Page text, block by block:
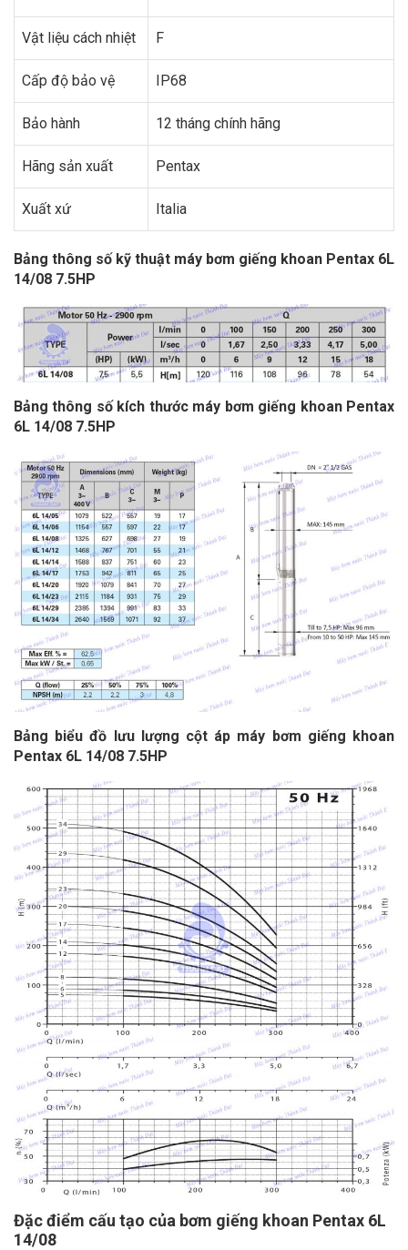
Vật liệu cách nhiệt F
Cấp độ bảo vệ IP68
Bảo hành 12 tháng chính hãng
Hãng sản xuất Pentax
Xuất xứ Italia
Bảng thông số kỹ thuật máy bơm giếng khoan Pentax 6L
14/08 7.5HP
Bảng thông số kích thước máy bơm giếng khoan Pentax
6L 14/08 7.5HP
Bảng biểu đồ lưu lượng cột áp máy bơm giếng khoan
Pentax 6L 14/08 7.5HP
Đặc điểm cấu tạo của bơm giếng khoan Pentax 6L
14/08